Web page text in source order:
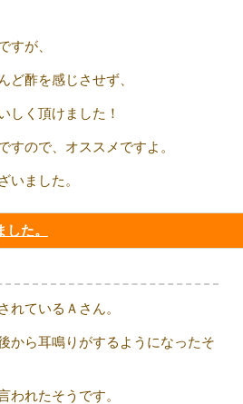
すが、
ど酢を感じさせず、
しく頂けました！
すので、オススメですよ。
いました。
た。
れているＡさん。
から耳鳴りがするようになったそ
われたそうです。